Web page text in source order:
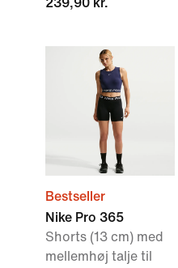
239,90 kr.
Bestseller
Nike Pro 365
Shorts (13 cm) med
mellemhøj talje til